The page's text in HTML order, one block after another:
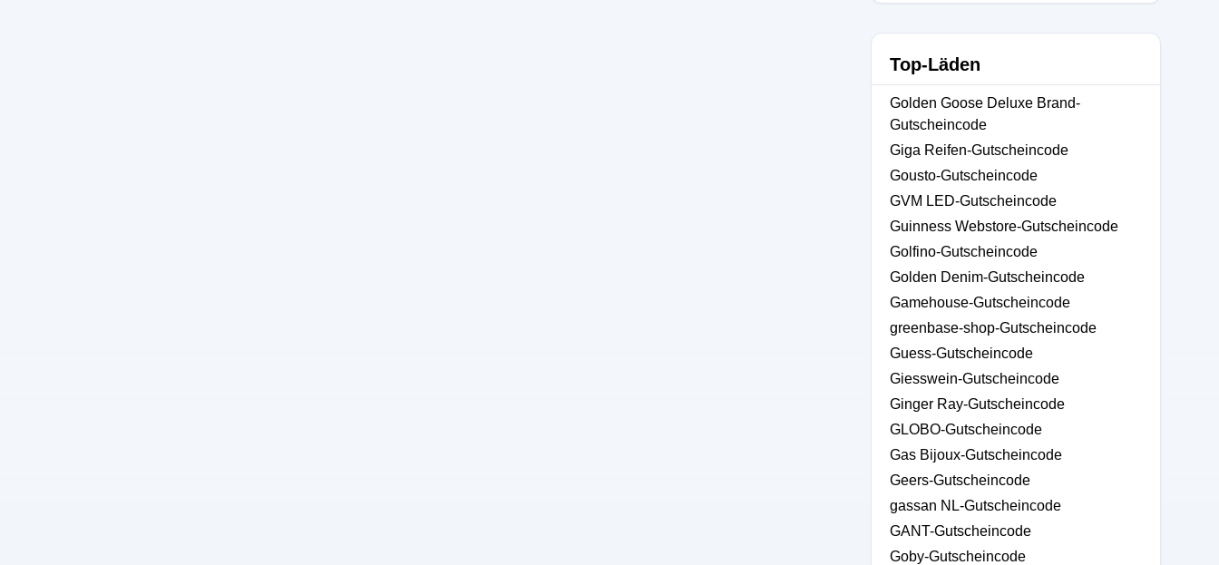
Top-Läden
Golden Goose Deluxe Brand-
Gutscheincode
Giga Reifen-Gutscheincode
Gousto-Gutscheincode
GVM LED-Gutscheincode
Guinness Webstore-Gutscheincode
Golfino-Gutscheincode
Golden Denim-Gutscheincode
Gamehouse-Gutscheincode
greenbase-shop-Gutscheincode
Guess-Gutscheincode
Giesswein-Gutscheincode
Ginger Ray-Gutscheincode
GLOBO-Gutscheincode
Gas Bijoux-Gutscheincode
Geers-Gutscheincode
gassan NL-Gutscheincode
GANT-Gutscheincode
Goby-Gutscheincode